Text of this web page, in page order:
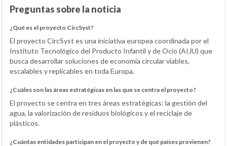
Preguntas sobre la noticia
¿Qué es el proyecto CircSyst?
El proyecto CircSyst es una iniciativa europea coordinada por el
Instituto Tecnológico del Producto Infantil y de Ocio (AIJU) que
busca desarrollar soluciones de economía circular viables,
escalables y replicables en toda Europa.
¿Cuáles son las áreas estratégicas en las que se centra el proyecto?
El proyecto se centra en tres áreas estratégicas: la gestión del
agua, la valorización de residuos biológicos y el reciclaje de
plásticos.
¿Cuántas entidades participan en el proyecto y de qué países provienen?